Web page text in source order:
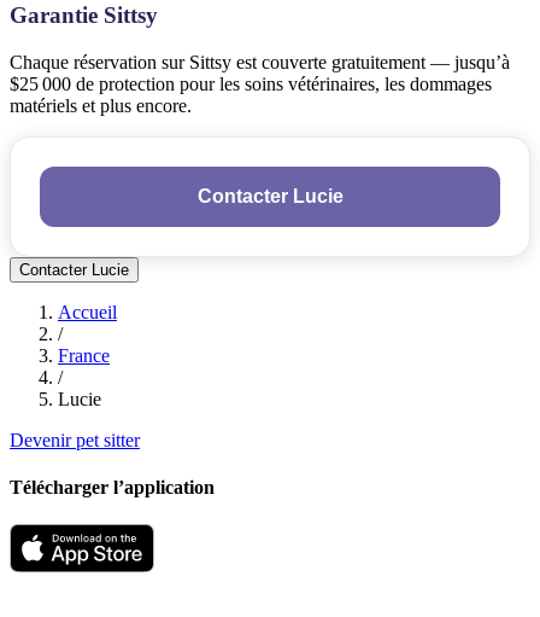
Garantie Sittsy
Chaque réservation sur Sittsy est couverte gratuitement — jusqu’à
$25 000 de protection pour les soins vétérinaires, les dommages
matériels et plus encore.
Contacter Lucie
Contacter Lucie
Accueil
/
France
/
Lucie
Devenir pet sitter
Télécharger l’application